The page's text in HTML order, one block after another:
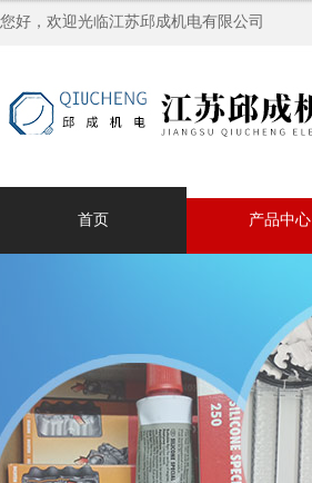
您好，欢迎光临江苏邱成机电有限公司
首页 产品中心